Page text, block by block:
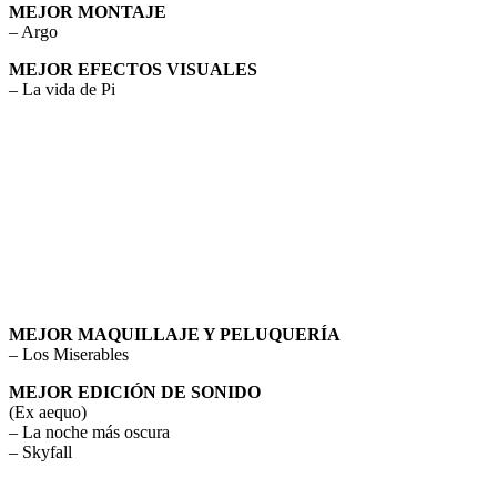
MEJOR MONTAJE
– Argo
MEJOR EFECTOS VISUALES
– La vida de Pi
MEJOR MAQUILLAJE Y PELUQUERÍA
– Los Miserables
MEJOR EDICIÓN DE SONIDO
(Ex aequo)
– La noche más oscura
– Skyfall